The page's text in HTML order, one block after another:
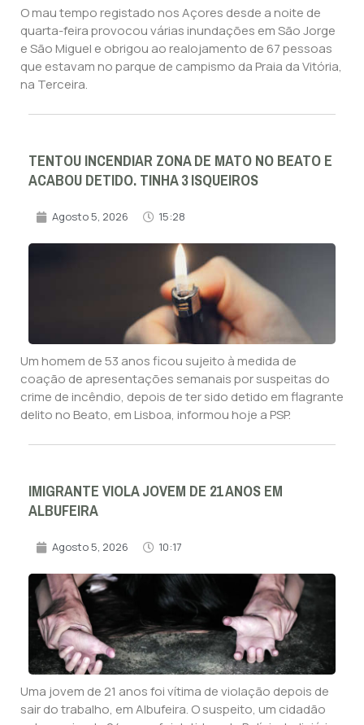
O mau tempo registado nos Açores desde a noite de
quarta-feira provocou várias inundações em São Jorge
e São Miguel e obrigou ao realojamento de 67 pessoas
que estavam no parque de campismo da Praia da Vitória,
na Terceira.
TENTOU INCENDIAR ZONA DE MATO NO BEATO E
ACABOU DETIDO. TINHA 3 ISQUEIROS
Agosto 5, 2026 15:28
Um homem de 53 anos ficou sujeito à medida de
coação de apresentações semanais por suspeitas do
crime de incêndio, depois de ter sido detido em flagrante
delito no Beato, em Lisboa, informou hoje a PSP.
IMIGRANTE VIOLA JOVEM DE 21 ANOS EM
ALBUFEIRA
Agosto 5, 2026 10:17
Uma jovem de 21 anos foi vítima de violação depois de
sair do trabalho, em Albufeira. O suspeito, um cidadão